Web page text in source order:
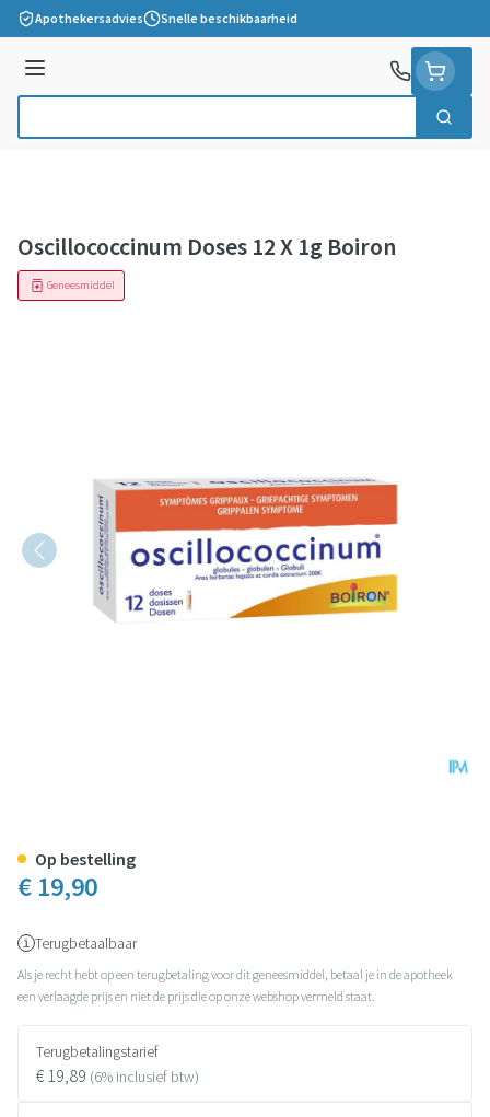
Ga naar de inhoud
Apothekersadvies Snelle beschikbaarheid
Menu
Zoek
Oscillococcinum Doses 12 X 1g Boiron
Geneesmiddel
€ 19,90
Terugbetaalbaar
Als je recht hebt op een terugbetaling voor dit geneesmiddel, betaal je in de apotheek
een verlaagde prijs en niet de prijs die op onze webshop vermeld staat.
Terugbetalingstarief
€ 19,89 (6% inclusief btw)
Op bestelling